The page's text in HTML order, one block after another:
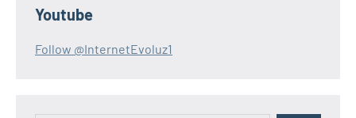
Youtube
Follow @InternetEvoluz1